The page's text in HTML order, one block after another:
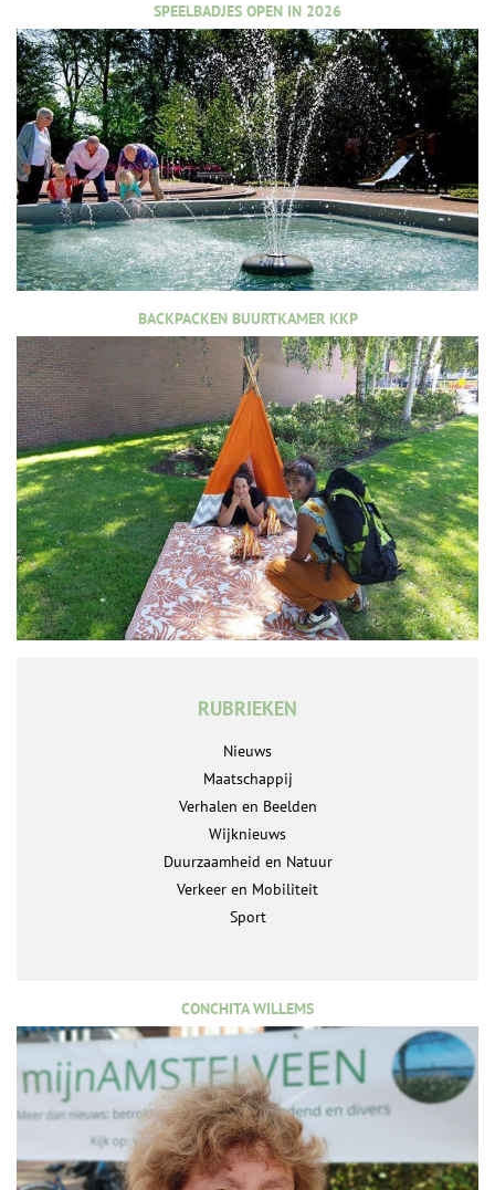
SPEELBADJES OPEN IN 2026
BACKPACKEN BUURTKAMER KKP
RUBRIEKEN
Nieuws
Maatschappij
Verhalen en Beelden
Wijknieuws
Duurzaamheid en Natuur
Verkeer en Mobiliteit
Sport
CONCHITA WILLEMS